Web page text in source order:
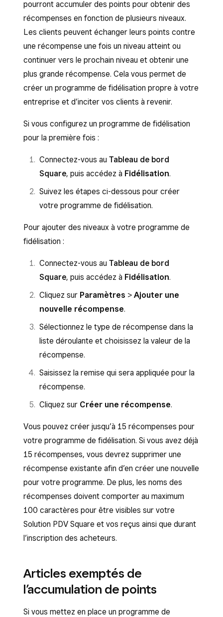
pourront accumuler des points pour obtenir des
récompenses en fonction de plusieurs niveaux.
Les clients peuvent échanger leurs points contre
une récompense une fois un niveau atteint ou
continuer vers le prochain niveau et obtenir une
plus grande récompense. Cela vous permet de
créer un programme de fidélisation propre à votre
entreprise et d’inciter vos clients à revenir.
Si vous configurez un programme de fidélisation
pour la première fois :
Connectez-vous au Tableau de bord
Square, puis accédez à Fidélisation.
Suivez les étapes ci-dessous pour créer
votre programme de fidélisation.
Pour ajouter des niveaux à votre programme de
fidélisation :
Connectez-vous au Tableau de bord
Square, puis accédez à Fidélisation.
Cliquez sur Paramètres > Ajouter une
nouvelle récompense.
Sélectionnez le type de récompense dans la
liste déroulante et choisissez la valeur de la
récompense.
Saisissez la remise qui sera appliquée pour la
récompense.
Cliquez sur Créer une récompense.
Vous pouvez créer jusqu’à 15 récompenses pour
votre programme de fidélisation. Si vous avez déjà
15 récompenses, vous devrez supprimer une
récompense existante afin d’en créer une nouvelle
pour votre programme. De plus, les noms des
récompenses doivent comporter au maximum
100 caractères pour être visibles sur votre
Solution PDV Square et vos reçus ainsi que durant
l’inscription des acheteurs.
Articles exemptés de
l’accumulation de points
Si vous mettez en place un programme de